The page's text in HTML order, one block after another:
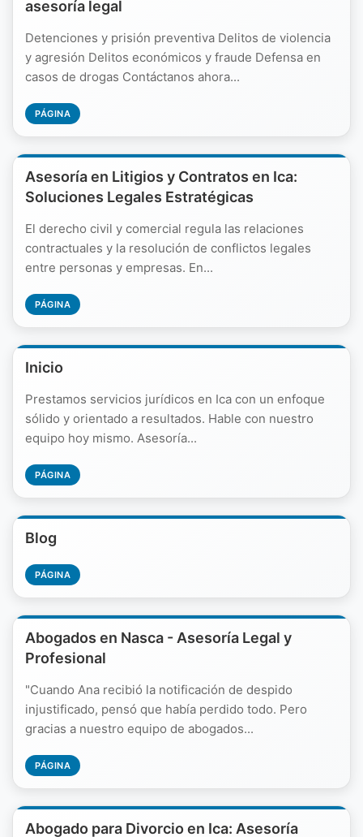
asesoría legal
Detenciones y prisión preventiva Delitos de violencia
y agresión Delitos económicos y fraude Defensa en
casos de drogas Contáctanos ahora...
PÁGINA
Asesoría en Litigios y Contratos en Ica:
Soluciones Legales Estratégicas
El derecho civil y comercial regula las relaciones
contractuales y la resolución de conflictos legales
entre personas y empresas. En...
PÁGINA
Inicio
Prestamos servicios jurídicos en Ica con un enfoque
sólido y orientado a resultados. Hable con nuestro
equipo hoy mismo. Asesoría...
PÁGINA
Blog
PÁGINA
Abogados en Nasca - Asesoría Legal y
Profesional
"Cuando Ana recibió la notificación de despido
injustificado, pensó que había perdido todo. Pero
gracias a nuestro equipo de abogados...
PÁGINA
Abogado para Divorcio en Ica: Asesoría